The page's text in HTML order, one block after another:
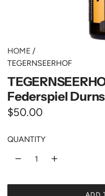
HOME /
TEGERNSEERHOF
Federspiel
R
g
$50.00
QUANTITY